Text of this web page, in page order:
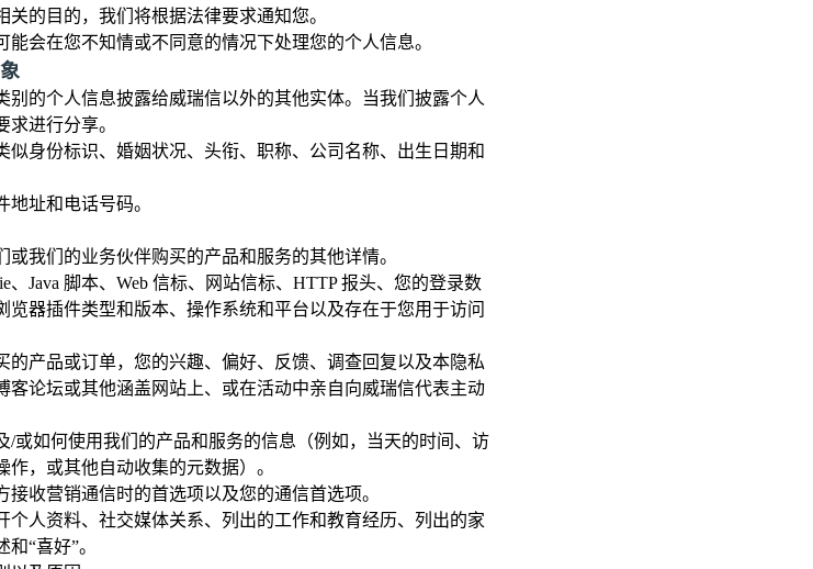
的目的，我们将根据法律要求通知您。
会在您不知情或不同意的情况下处理您的个人信息。
的个人信息披露给威瑞信以外的其他实体。当我们披露个人
进行分享。
似身份标识、婚姻状况、头衔、职称、公司名称、出生日期和
址和电话号码。
我们的业务伙伴购买的产品和服务的其他详情。
Java 脚本、Web 信标、网站信标、HTTP 报头、您的登录数
器插件类型和版本、操作系统和平台以及存在于您用于访问
的产品或订单，您的兴趣、偏好、反馈、调查回复以及本隐私
客论坛或其他涵盖网站上、或在活动中亲自向威瑞信代表主动
/或如何使用我们的产品和服务的信息（例如，当天的时间、访
，或其他自动收集的元数据）。
收营销通信时的首选项以及您的通信首选项。
个人资料、社交媒体关系、列出的工作和教育经历、列出的家
“喜好”。